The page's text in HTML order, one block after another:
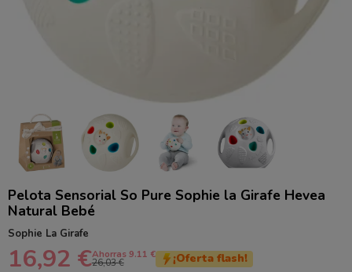
Pelota Sensorial So Pure Sophie la Girafe Hevea
Natural Bebé
Sophie La Girafe
16,92 €Ahorras 9.11 €
26,03 € ¡Oferta flash!